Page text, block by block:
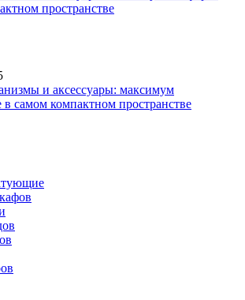
и аксессуары: максимум
самом компактном пространстве